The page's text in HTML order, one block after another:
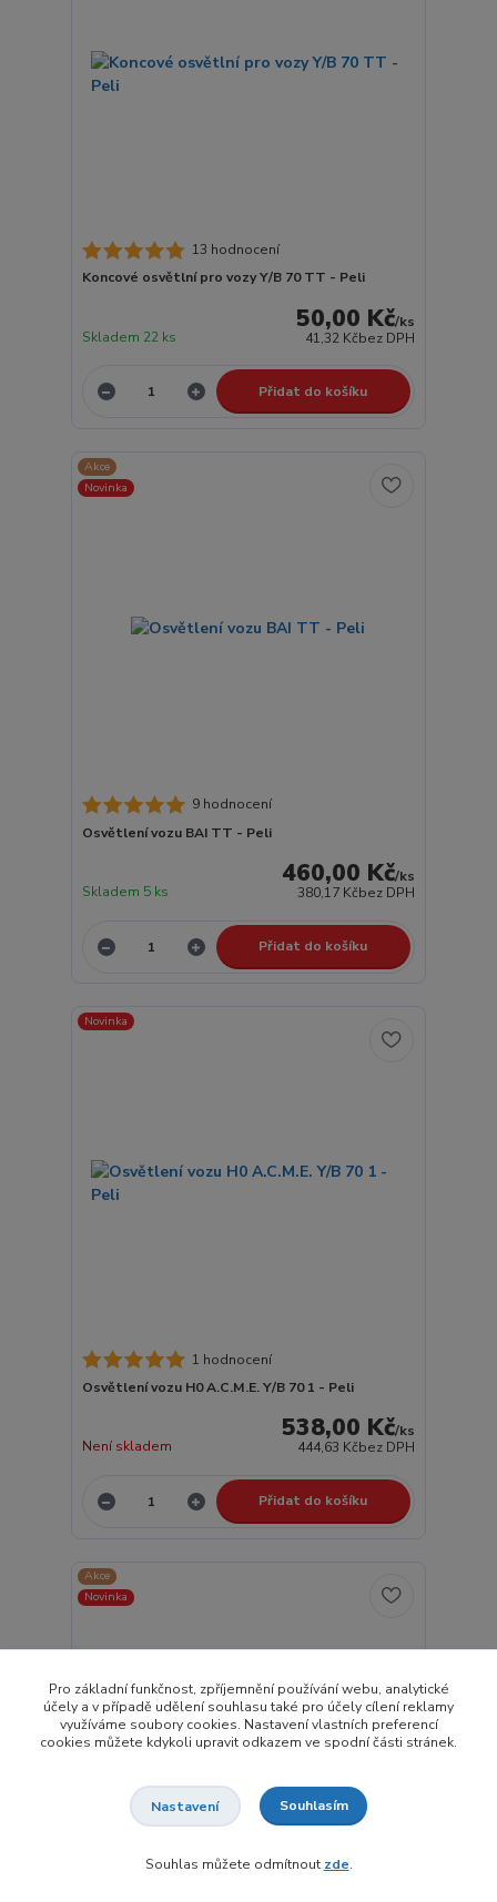
13 hodnocení
Koncové osvětlní pro vozy Y/B 70 TT - Peli
50,00 Kč/ks
41,32 Kčbez DPH
Skladem 22 ks
Přidat do košíku
Akce
Novinka
9 hodnocení
Osvětlení vozu BAI TT - Peli
460,00 Kč/ks
380,17 Kčbez DPH
Skladem 5 ks
Přidat do košíku
Novinka
1 hodnocení
Osvětlení vozu H0 A.C.M.E. Y/B 70 1 - Peli
538,00 Kč/ks
444,63 Kčbez DPH
Není skladem
Přidat do košíku
Akce
Novinka
Pro základní funkčnost, zpříjemnění používání webu, analytické
účely a v případě udělení souhlasu také pro účely cílení reklamy
využíváme soubory cookies. Nastavení vlastních preferencí
cookies můžete kdykoli upravit odkazem ve spodní části stránek.
Nastavení Souhlasím
Souhlas můžete odmítnout zde.